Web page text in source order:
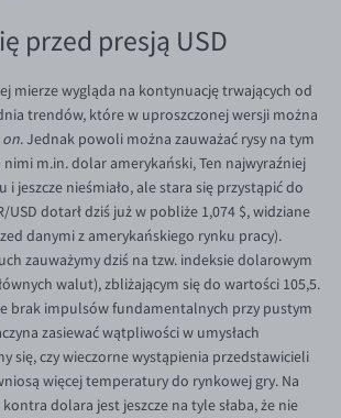
przed presją USD
mierze wygląda na kontynuację trwających od
trendów, które w uproszczonej wersji można
on. Jednak powoli można zauważać rysy na tym
nimi m.in. dolar amerykański, Ten najwyraźniej
i jeszcze nieśmiało, ale stara się przystąpić do
USD dotarł dziś już w pobliże 1,074 $, widziane
danymi z amerykańskiego rynku pracy).
zauważymy dziś na tzw. indeksie dolarowym
walut), zbliżającym się do wartości 105,5.
brak impulsów fundamentalnych przy pustym
zasiewać wątpliwości w umysłach
się, czy wieczorne wystąpienia przedstawicieli
więcej temperatury do rynkowej gry. Na
kontra dolara jest jeszcze na tyle słaba, że nie